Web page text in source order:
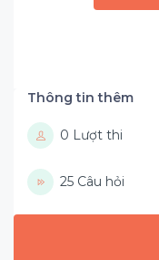
Thông tin thêm
0 Lượt thi
25 Câu hỏi